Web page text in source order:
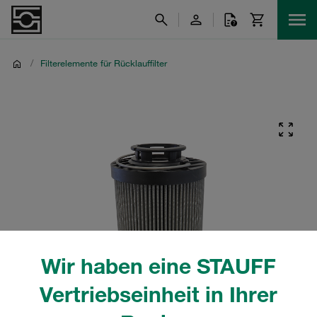
Wir haben eine STAUFF
Vertriebseinheit in Ihrer
/ Filterelemente für Rücklauffilter